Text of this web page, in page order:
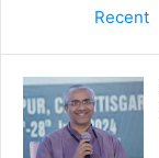
Recent